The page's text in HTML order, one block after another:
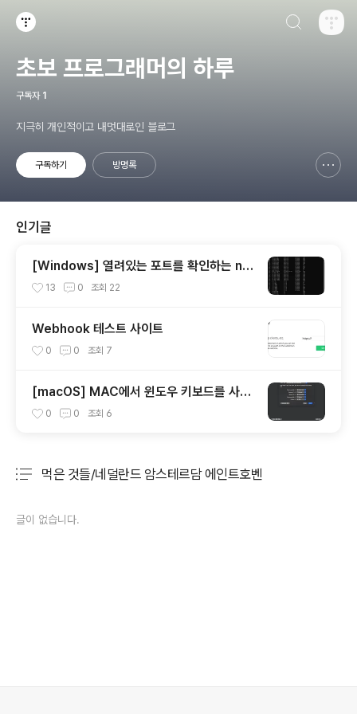
초보 프로그래머의 하루
구독자 1
지극히 개인적이고 내멋대로인 블로그
구독하기 방명록
인기글
[Windows] 열려있는 포트를 확인하는 net
stat 사용 방법
13 0 조회 22
Webhook 테스트 사이트
0 0 조회 7
[macOS] MAC에서 윈도우 키보드를 사용
할 때 옵션(alt)키와 커맨트키를 바꾸는 방법
0 0 조회 6
먹은 것들/네덜란드 암스테르담 에인트호벤
글이 없습니다.